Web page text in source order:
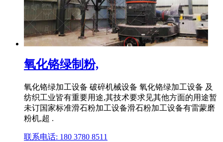
氧化铬绿制粉,
氧化铬绿加工设备 破碎机械设备 氧化铬绿加工设备 及
纺织工业皆有重要用途,其技术要求见其他方面的用途暂
未订国家标准滑石粉加工设备滑石粉加工设备有雷蒙磨
粉机,超 .
联系电话: 180 3780 8511